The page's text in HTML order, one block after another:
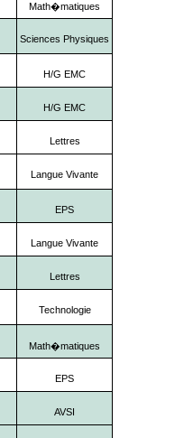
Math�matiques
Sciences Physiques
H/G EMC
H/G EMC
Lettres
Langue Vivante
EPS
Langue Vivante
Lettres
Technologie
Math�matiques
EPS
AVSI